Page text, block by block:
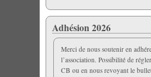
Adhésion 2026
Merci de nous soutenir en
l’association. Possibilité de
CB ou en nous revoyant le